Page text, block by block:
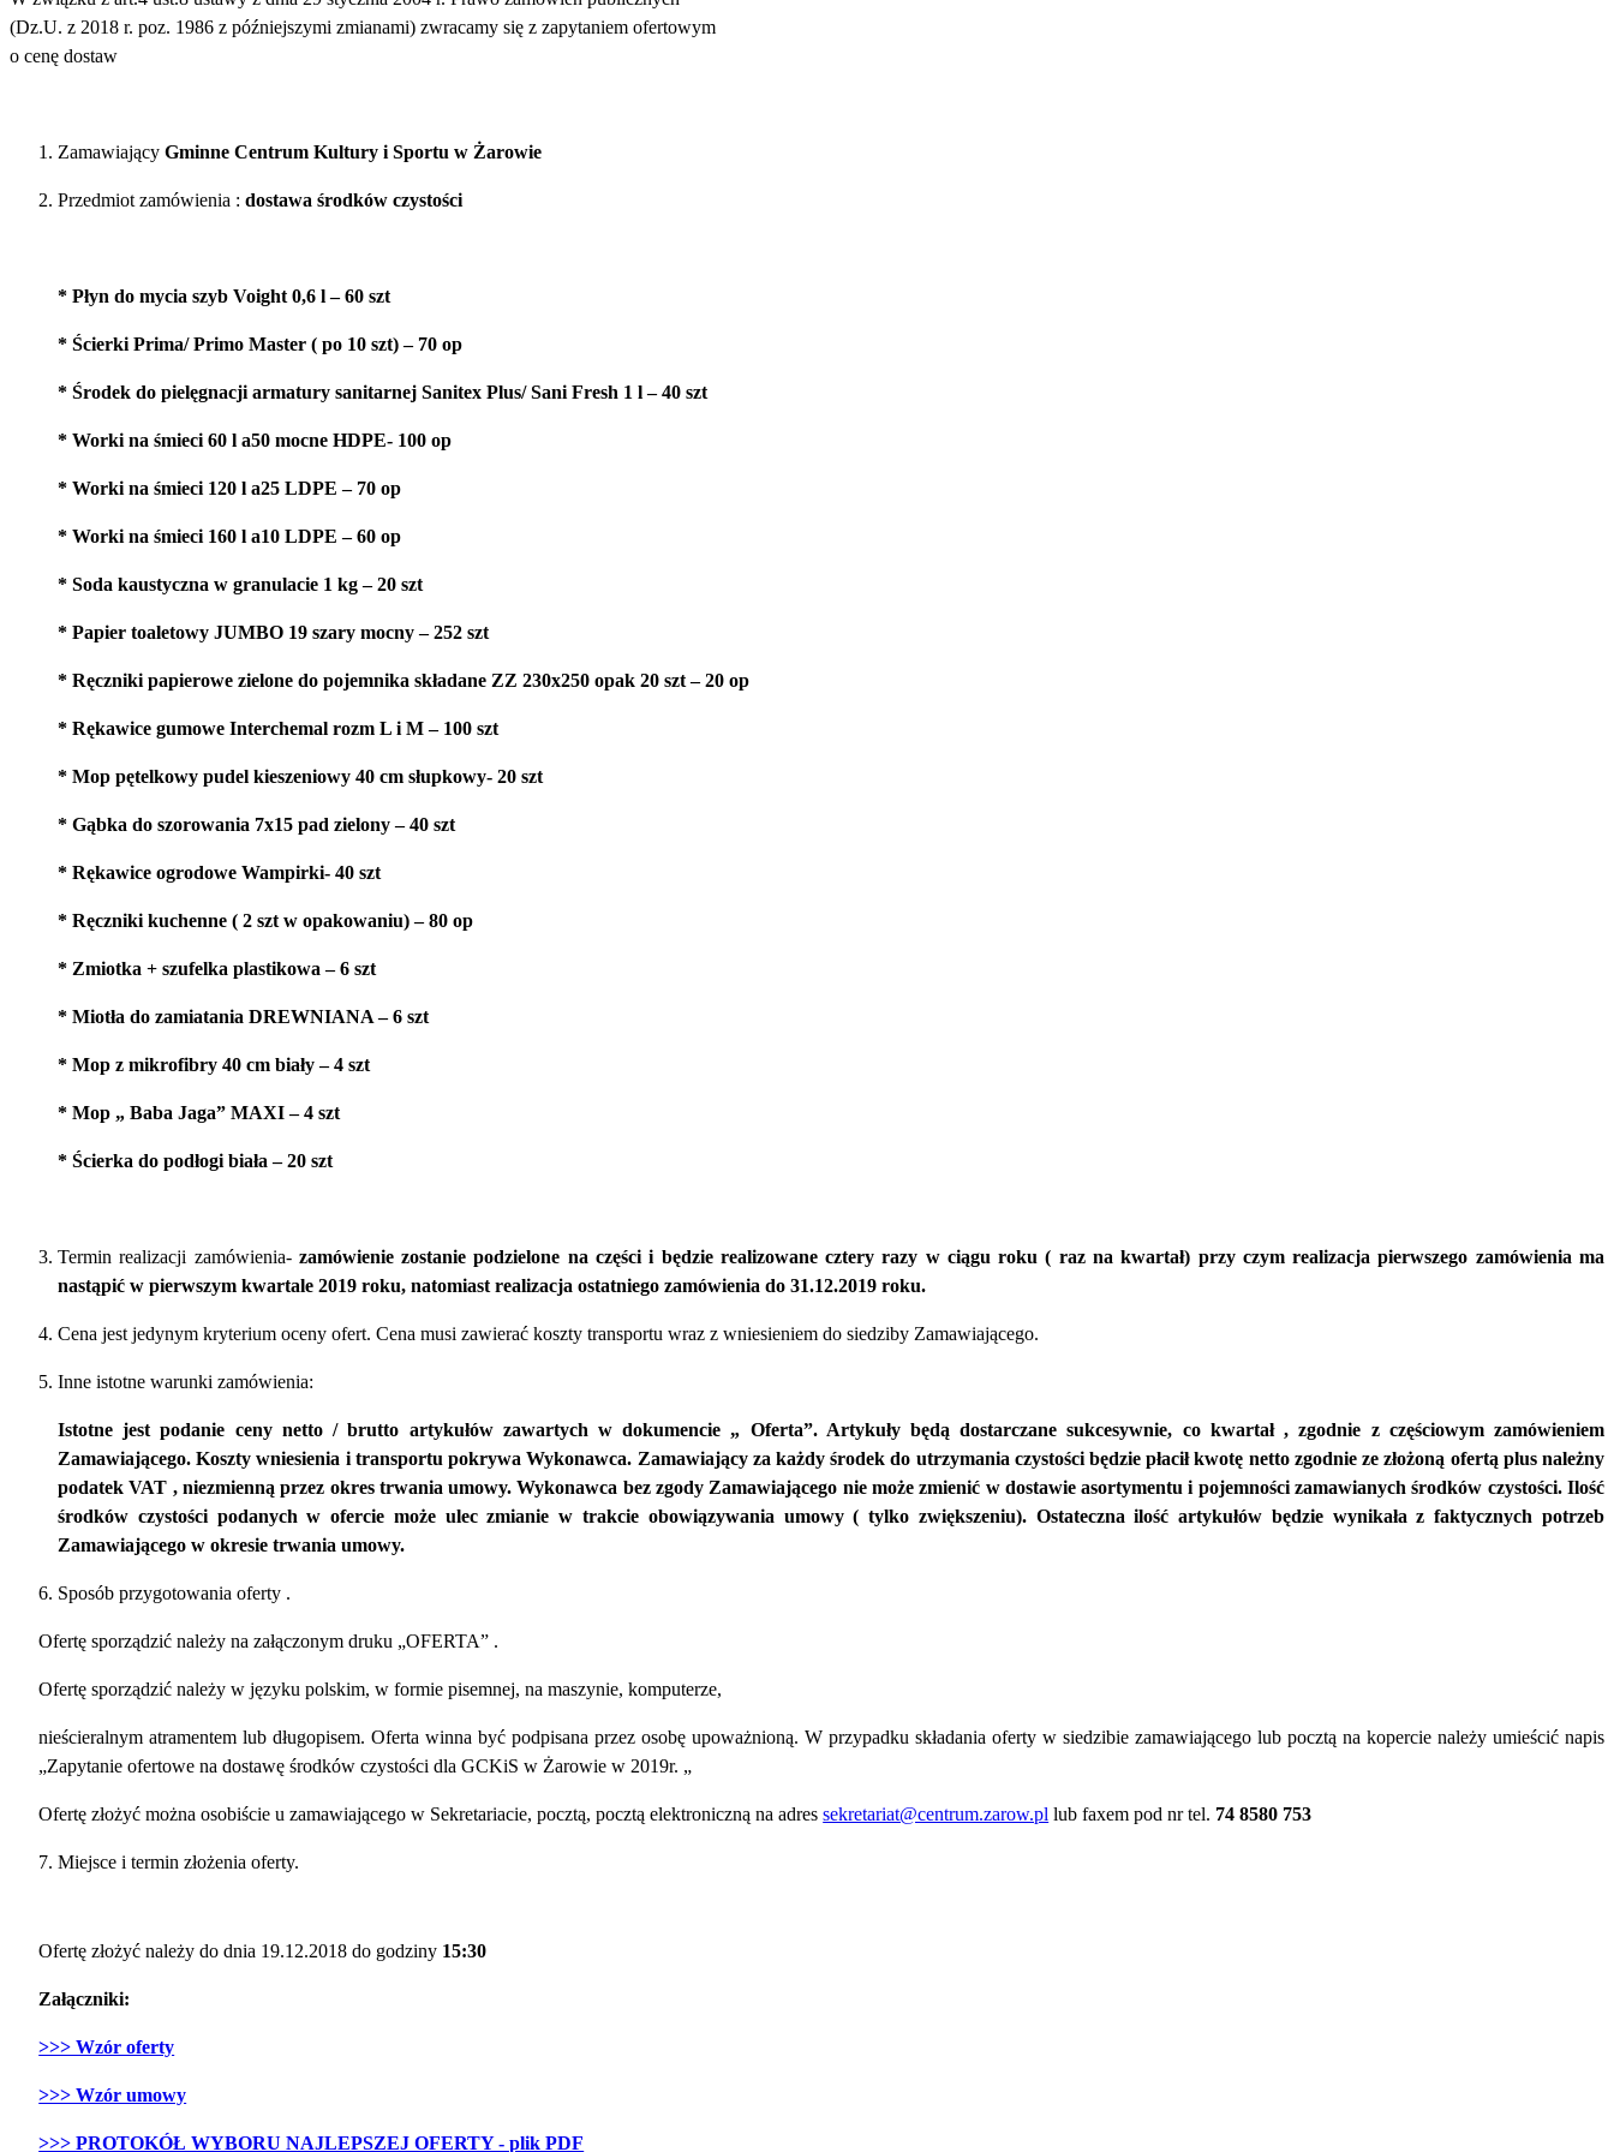
(Dz.U. z 2018 r. poz. 1986 z późniejszymi zmianami) zwracamy się z zapytaniem ofertowym
o cenę dostaw
Zamawiający Gminne Centrum Kultury i Sportu w Żarowie
Przedmiot zamówienia : dostawa środków czystości
* Płyn do mycia szyb Voight 0,6 l – 60 szt
* Ścierki Prima/ Primo Master ( po 10 szt) – 70 op
* Środek do pielęgnacji armatury sanitarnej Sanitex Plus/ Sani Fresh 1 l – 40 szt
* Worki na śmieci 60 l a50 mocne HDPE- 100 op
* Worki na śmieci 120 l a25 LDPE – 70 op
* Worki na śmieci 160 l a10 LDPE – 60 op
* Soda kaustyczna w granulacie 1 kg – 20 szt
* Papier toaletowy JUMBO 19 szary mocny – 252 szt
* Ręczniki papierowe zielone do pojemnika składane ZZ 230x250 opak 20 szt – 20 op
* Rękawice gumowe Interchemal rozm L i M – 100 szt
* Mop pętelkowy pudel kieszeniowy 40 cm słupkowy- 20 szt
* Gąbka do szorowania 7x15 pad zielony – 40 szt
* Rękawice ogrodowe Wampirki- 40 szt
* Ręczniki kuchenne ( 2 szt w opakowaniu) – 80 op
* Zmiotka + szufelka plastikowa – 6 szt
* Miotła do zamiatania DREWNIANA – 6 szt
* Mop z mikrofibry 40 cm biały – 4 szt
* Mop „ Baba Jaga” MAXI – 4 szt
* Ścierka do podłogi biała – 20 szt
Termin realizacji zamówienia- zamówienie zostanie podzielone na części i będzie realizowane cztery razy w ciągu roku ( raz na kwartał) przy czym realizacja pierwszego zamówienia ma
nastąpić w pierwszym kwartale 2019 roku, natomiast realizacja ostatniego zamówienia do 31.12.2019 roku.
Cena jest jedynym kryterium oceny ofert. Cena musi zawierać koszty transportu wraz z wniesieniem do siedziby Zamawiającego.
Inne istotne warunki zamówienia:
Istotne jest podanie ceny netto / brutto artykułów zawartych w dokumencie „ Oferta”. Artykuły będą dostarczane sukcesywnie, co kwartał , zgodnie z częściowym zamówieniem
Zamawiającego. Koszty wniesienia i transportu pokrywa Wykonawca. Zamawiający za każdy środek do utrzymania czystości będzie płacił kwotę netto zgodnie ze złożoną ofertą plus należny
podatek VAT , niezmienną przez okres trwania umowy. Wykonawca bez zgody Zamawiającego nie może zmienić w dostawie asortymentu i pojemności zamawianych środków czystości. Ilość
środków czystości podanych w ofercie może ulec zmianie w trakcie obowiązywania umowy ( tylko zwiększeniu). Ostateczna ilość artykułów będzie wynikała z faktycznych potrzeb
Zamawiającego w okresie trwania umowy.
Sposób przygotowania oferty .
Ofertę sporządzić należy na załączonym druku „OFERTA” .
Ofertę sporządzić należy w języku polskim, w formie pisemnej, na maszynie, komputerze,
nieścieralnym atramentem lub długopisem. Oferta winna być podpisana przez osobę upoważnioną. W przypadku składania oferty w siedzibie zamawiającego lub pocztą na kopercie należy umieścić napis
„Zapytanie ofertowe na dostawę środków czystości dla GCKiS w Żarowie w 2019r. „
Ofertę złożyć można osobiście u zamawiającego w Sekretariacie, pocztą, pocztą elektroniczną na adressekretariat@centrum.zarow.pl lub faxem pod nr tel. 74 8580 753
Miejsce i termin złożenia oferty.
Ofertę złożyć należy do dnia 19.12.2018 do godziny 15:30
Załączniki:
>>> Wzór oferty
>>> Wzór umowy
>>> PROTOKÓŁ WYBORU NAJLEPSZEJ OFERTY - plik PDF